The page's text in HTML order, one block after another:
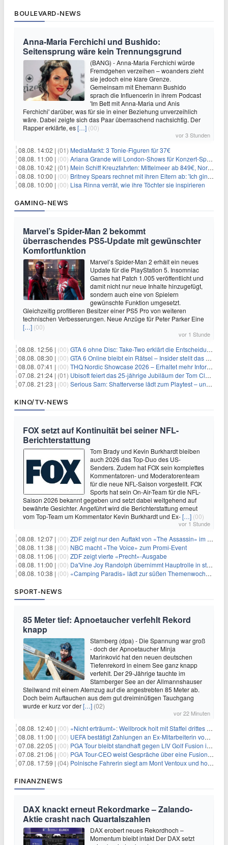
BOULEVARD-NEWS
Anna-Maria Ferchichi und Bushido:
Seitensprung wäre kein Trennungsgrund
(BANG) - Anna-Maria Ferchichi würde
Fremdgehen verzeihen – woanders zieht
sie jedoch eine klare Grenze.
Gemeinsam mit Ehemann Bushido
sprach die Influencerin in ihrem Podcast
'Im Bett mit Anna-Maria und Anis
Ferchichi' darüber, was für sie in einer Beziehung unverzeihlich
wäre. Dabei zeigte sich das Paar überraschend nachsichtig. Der
Rapper erklärte, es[…] (00)
vor 3 Stunden
08.08. 14:02 | (01) MediaMarkt: 3 Tonie-Figuren für 37€
08.08. 11:00 | (00) Ariana Grande will London-Shows für Konzert-Special filmen
08.08. 10:42 | (01) Mein Schiff Kreuzfahrten: Mittelmeer ab 849€, Norwegen ab 999€ p.P.
08.08. 10:00 | (00) Britney Spears rechnet mit ihren Eltern ab: 'Ich ging zwei Monate lang auf die Knie und weinte'
08.08. 10:00 | (00) Lisa Rinna verrät, wie ihre Töchter sie inspirieren
GAMING-NEWS
Marvel’s Spider-Man 2 bekommt
überraschendes PS5-Update mit gewünschter
Komfortfunktion
Marvel’s Spider-Man 2 erhält ein neues
Update für die PlayStation 5. Insomniac
Games hat Patch 1.005 veröffentlicht und
damit nicht nur neue Inhalte hinzugefügt,
sondern auch eine von Spielern
gewünschte Funktion umgesetzt.
Gleichzeitig profitieren Besitzer einer PS5 Pro von weiteren
technischen Verbesserungen. Neue Anzüge für Peter Parker Eine
[…] (00)
vor 1 Stunde
08.08. 12:56 | (00) GTA 6 ohne Disc: Take-Two erklärt die Entscheidung für Download-Codes
08.08. 08:30 | (00) GTA 6 Online bleibt ein Rätsel – Insider stellt das neue Gerücht klar
08.08. 07:41 | (00) THQ Nordic Showcase 2026 – Erhaltet mehr Informationen
07.08. 21:24 | (01) Ubisoft feiert das 25-jährige Jubiläum der Tom Clancy’s Ghost Recon-Reihe
07.08. 21:23 | (00) Serious Sam: Shatterverse lädt zum Playtest – und erscheint schon bald!
KINO/TV-NEWS
FOX setzt auf Kontinuität bei seiner NFL-
Berichterstattung
Tom Brady und Kevin Burkhardt bleiben
auch 2026 das Top-Duo des US-
Senders. Zudem hat FOX sein komplettes
Kommentatoren- und Moderatorenteam
für die neue NFL-Saison vorgestellt. FOX
Sports hat sein On-Air-Team für die NFL-
Saison 2026 bekannt gegeben und setzt dabei weitgehend auf
bewährte Gesichter. Angeführt wird die Berichterstattung erneut
vom Top-Team um Kommentator Kevin Burkhardt und Ex-[…] (00)
vor 1 Stunde
08.08. 12:07 | (00) ZDF zeigt nur den Auftakt von «The Assassin» im Fernsehen
08.08. 11:38 | (00) NBC macht «The Voice» zum Promi-Event
08.08. 11:06 | (00) ZDF zeigt vierte «Precht»-Ausgabe
08.08. 11:00 | (00) Da'Vine Joy Randolph übernimmt Hauptrolle in starbesetzter schwarzer Komödie
08.08. 10:38 | (00) «Camping Paradis» lädt zur süßen Themenwoche ein
SPORT-NEWS
85 Meter tief: Apnoetaucher verfehlt Rekord
knapp
Starnberg (dpa) - Die Spannung war groß
- doch der Apnoetaucher Minja
Marinković hat den neuen deutschen
Tiefenrekord in einem See ganz knapp
verfehlt. Der 29-Jährige tauchte im
Starnberger See an der Allmannshauser
Steilwand mit einem Atemzug auf die angestrebten 85 Meter ab.
Doch beim Auftauchen aus dem gut dreiminütigen Tauchgang
wurde er kurz vor der[…] (02)
vor 22 Minuten
08.08. 12:40 | (00) «Nicht erträumt»: Wellbrock holt mit Staffel drittes EM-Gold
08.08. 11:00 | (00) UEFA bestätigt Zahlungen an Ex-Mitarbeiterin von Infantino
07.08. 22:05 | (00) PGA Tour bleibt standhaft gegen LIV Golf Fusion in einem sich wandelnden Sportumfeld
07.08. 21:06 | (00) PGA Tour-CEO weist Gespräche über eine Fusion mit LIV Golf zurück und bekräftigt die Wettbewerbslandschaft
07.08. 17:59 | (04) Polnische Fahrerin siegt am Mont Ventoux und holt Tour-Gelb
FINANZNEWS
DAX knackt erneut Rekordmarke – Zalando-
Aktie crasht nach Quartalszahlen
DAX erobert neues Rekordhoch –
Momentum bleibt intakt Der DAX setzt